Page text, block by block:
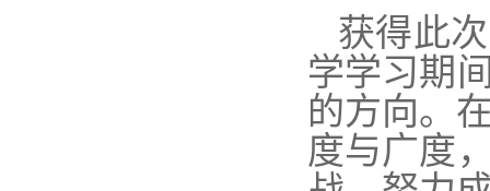
获得此
学学习期
的方向。
度与广度